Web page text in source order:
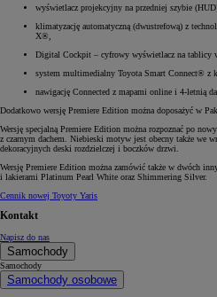
wyświetlacz projekcyjny na przedniej szybie
klimatyzację automatyczną (dwustrefową) z
X®,
Digital Cockpit – cyfrowy wyświetlacz na tablicy
system multimedialny Toyota Smart Connect® z
nawigację Connected z mapami online i 4-letnią
Dodatkowo wersję Premiere Edition można doposażyć w
Wersję specjalną Premiere Edition można rozpoznać po
z czarnym dachem. Niebieski motyw jest obecny także we
dekoracyjnych deski rozdzielczej i boczków drzwi.
Wersję Premiere Edition można zamówić także w dwóch
i lakierami Platinum Pearl White oraz Shimmering Silver.
Cennik nowej Toyoty Yaris
Kontakt
Napisz do nas
Samochody
Samochody
Samochody osobowe